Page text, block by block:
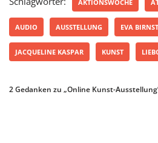
AKTIONSWOCHE
AUDIO AUSSTELLUNG EVA
JACQUELINE KASPAR KUNST
2 Gedanken zu „Online Kunst-